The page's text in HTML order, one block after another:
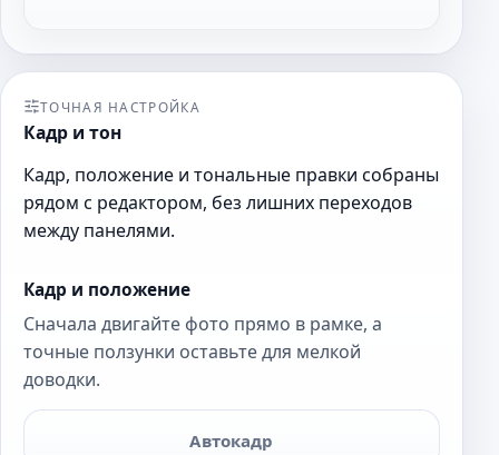
ТОЧНАЯ НАСТРОЙКА
Кадр и тон
Кадр, положение и тональные правки собраны
рядом с редактором, без лишних переходов
между панелями.
Кадр и положение
Сначала двигайте фото прямо в рамке, а
точные ползунки оставьте для мелкой
доводки.
Автокадр